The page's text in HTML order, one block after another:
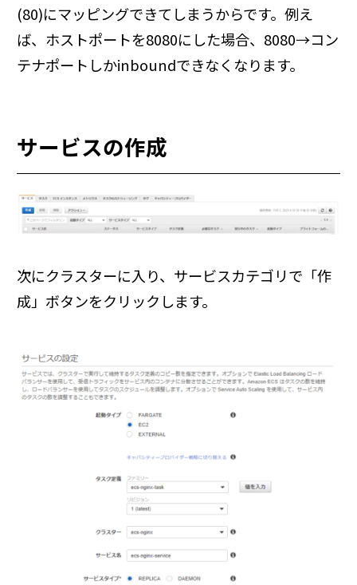
(80)にマッピングできてしまうからです。例え
ば、ホストポートを8080にした場合、8080→コン
テナポートしかinboundできなくなります。
サービスの作成
次にクラスターに入り、サービスカテゴリで「作
成」ボタンをクリックします。